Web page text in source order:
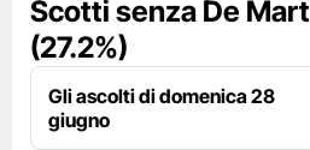
Scotti senza De
(27.2%)
Gli ascolti di domenica 28
giugno